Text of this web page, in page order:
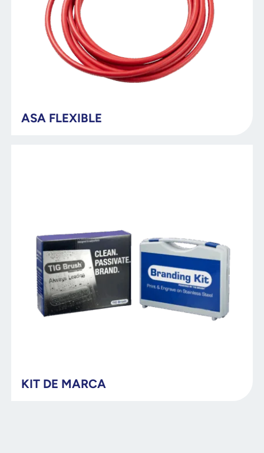
ASA FLEXIBLE
KIT DE MARCA